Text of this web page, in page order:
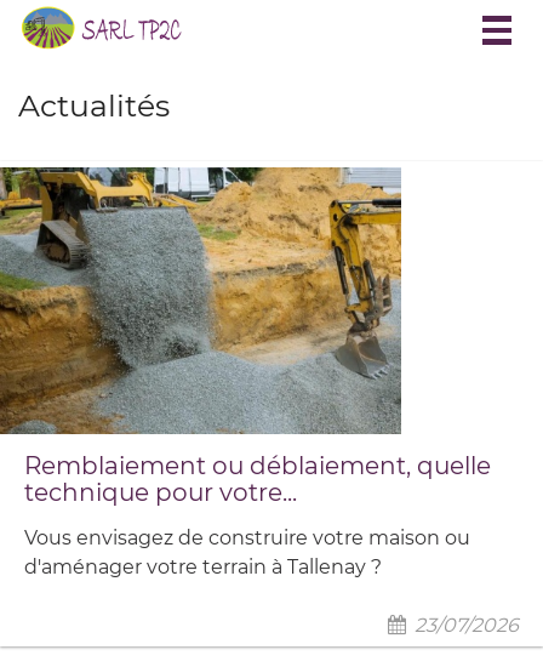
Actualités
Remblaiement ou déblaiement, quelle
technique pour votre...
Vous envisagez de construire votre maison ou
d'aménager votre terrain à Tallenay ?
23/07/2026